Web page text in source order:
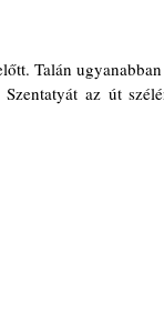
Talán
az út